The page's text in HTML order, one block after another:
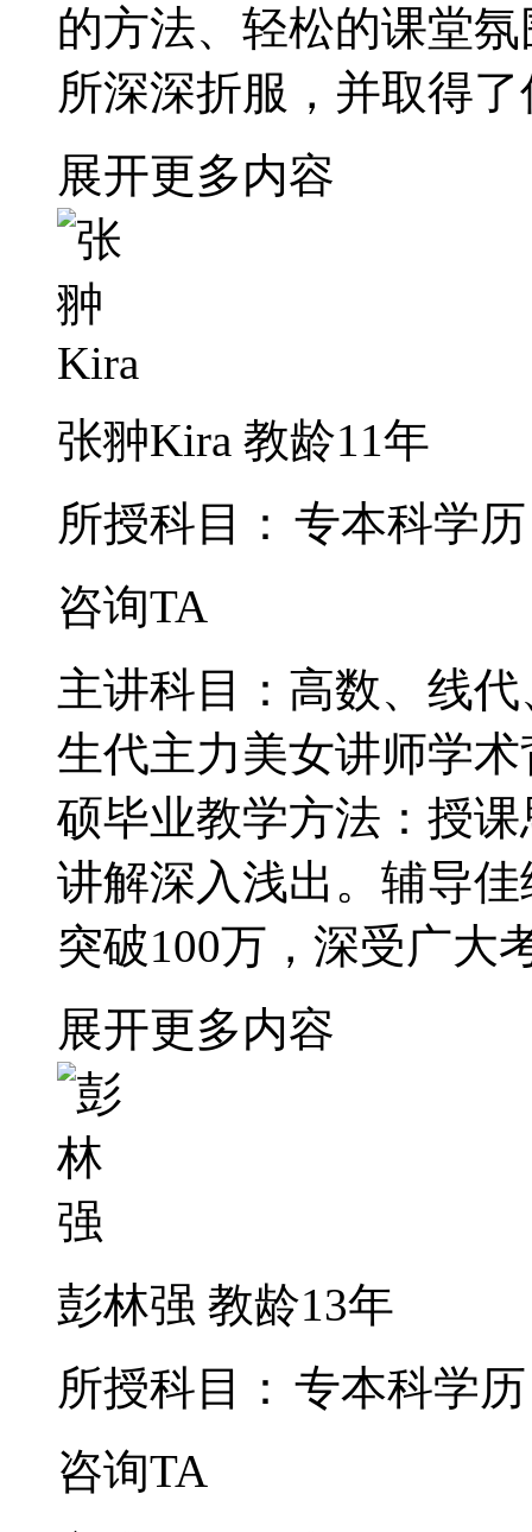
的方法、轻松的课堂
所深深折服，并取得
展开更多内容
张翀Kira 教龄11年
所授科目： 专本科学历
咨询TA
主讲科目：高数、线
生代主力美女讲师学
硕毕业教学方法：授
讲解深入浅出。辅导
突破100万，深受广大
展开更多内容
彭林强 教龄13年
所授科目： 专本科学历
咨询TA